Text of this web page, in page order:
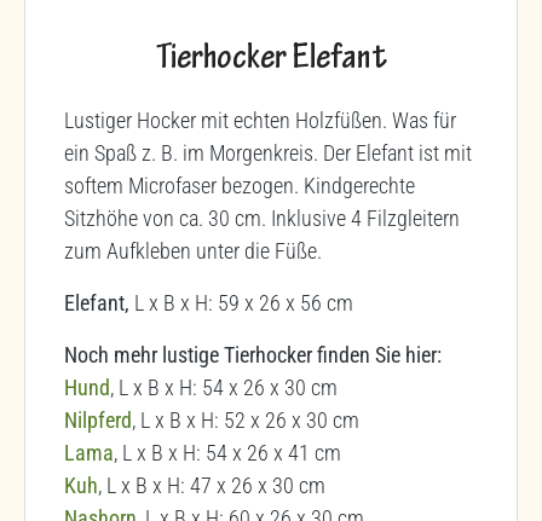
Tierhocker Elefant
Lustiger Hocker mit echten Holzfüßen. Was für
ein Spaß z. B. im Morgenkreis. Der Elefant ist mit
softem Microfaser bezogen. Kindgerechte
Sitzhöhe von ca. 30 cm. Inklusive 4 Filzgleitern
zum Aufkleben unter die Füße.
Elefant, L x B x H: 59 x 26 x 56 cm
Noch mehr lustige Tierhocker finden Sie hier:
Hund, L x B x H: 54 x 26 x 30 cm
Nilpferd, L x B x H: 52 x 26 x 30 cm
Lama, L x B x H: 54 x 26 x 41 cm
Kuh, L x B x H: 47 x 26 x 30 cm